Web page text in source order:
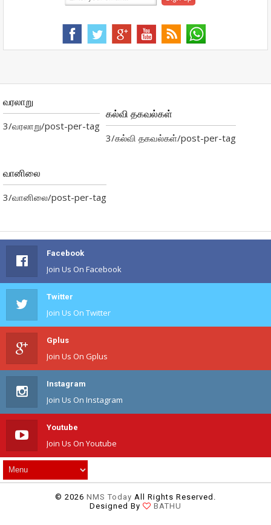
வரலாறு
3/வரலாறு/post-per-tag
கல்வி தகவல்கள்
3/கல்வி தகவல்கள்/post-per-tag
வானிலை
3/வானிலை/post-per-tag
Facebook
Join Us On Facebook
Twitter
Join Us On Twitter
Gplus
Join Us On Gplus
Instagram
Join Us On Instagram
Youtube
Join Us On Youtube
© 2026 NMS Today All Rights Reserved.
Designed By
BATHU